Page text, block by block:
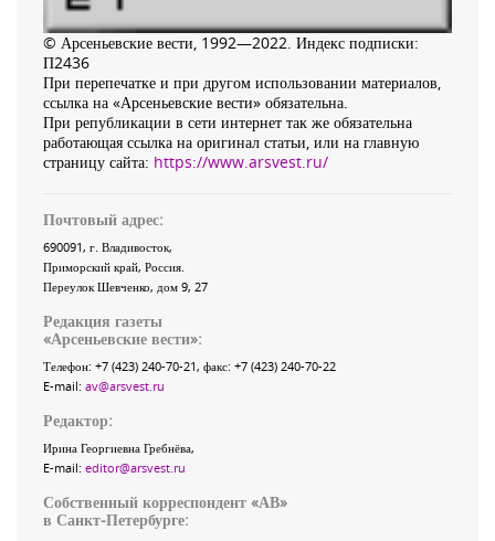
© Арсеньевские вести, 1992—2022. Индекс подписки:
П2436
При перепечатке и при другом использовании материалов,
ссылка на «Арсеньевские вести» обязательна.
При републикации в сети интернет так же обязательна
работающая ссылка на оригинал статьи, или на главную
страницу сайта: https://www.arsvest.ru/
Почтовый адрес:
690091, г. Владивосток,
Приморский край, Россия
Переулок Шевченко, дом 9, 27
Редакция газеты
«Арсеньевские вести»:
Телефон: +7 (423) 240-70-21, факс: +7 (423) 240-70-22
E-mail: av@arsvest.ru
Редактор:
Ирина Георгиевна Гребнёва,
E-mail: editor@arsvest.ru
Собственный корреспондент «АВ»
в Санкт-Петербурге: